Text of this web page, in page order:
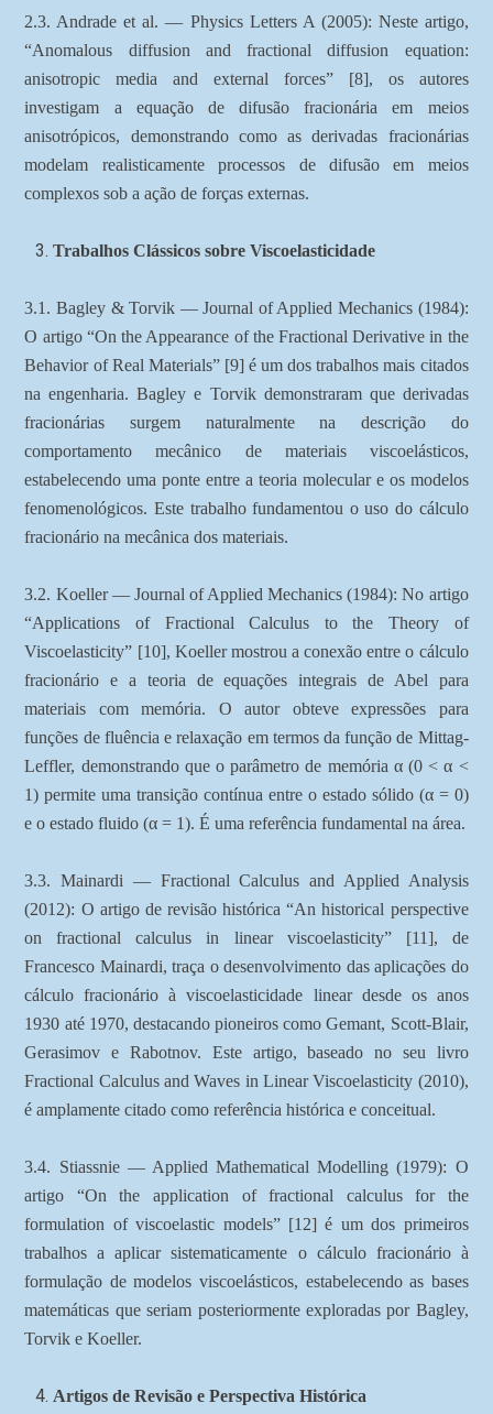
2.3. Andrade et al. — Physics Letters A (2005): Neste artigo,
“Anomalous diffusion and fractional diffusion equation:
anisotropic media and external forces” [8], os autores
investigam a equação de difusão fracionária em meios
anisotrópicos, demonstrando como as derivadas fracionárias
modelam realisticamente processos de difusão em meios
complexos sob a ação de forças externas.
Trabalhos Clássicos sobre Viscoelasticidade
3.1. Bagley & Torvik — Journal of Applied Mechanics (1984):
O artigo “On the Appearance of the Fractional Derivative in the
Behavior of Real Materials” [9] é um dos trabalhos mais citados
na engenharia. Bagley e Torvik demonstraram que derivadas
fracionárias surgem naturalmente na descrição do
comportamento mecânico de materiais viscoelásticos,
estabelecendo uma ponte entre a teoria molecular e os modelos
fenomenológicos. Este trabalho fundamentou o uso do cálculo
fracionário na mecânica dos materiais.
3.2. Koeller — Journal of Applied Mechanics (1984): No artigo
“Applications of Fractional Calculus to the Theory of
Viscoelasticity” [10], Koeller mostrou a conexão entre o cálculo
fracionário e a teoria de equações integrais de Abel para
materiais com memória. O autor obteve expressões para
funções de fluência e relaxação em termos da função de Mittag-
Leffler, demonstrando que o parâmetro de memória α (0 < α <
1) permite uma transição contínua entre o estado sólido (α = 0)
e o estado fluido (α = 1). É uma referência fundamental na área.
3.3. Mainardi — Fractional Calculus and Applied Analysis
(2012): O artigo de revisão histórica “An historical perspective
on fractional calculus in linear viscoelasticity” [11], de
Francesco Mainardi, traça o desenvolvimento das aplicações do
cálculo fracionário à viscoelasticidade linear desde os anos
1930 até 1970, destacando pioneiros como Gemant, Scott-Blair,
Gerasimov e Rabotnov. Este artigo, baseado no seu livro
Fractional Calculus and Waves in Linear Viscoelasticity (2010),
é amplamente citado como referência histórica e conceitual.
3.4. Stiassnie — Applied Mathematical Modelling (1979): O
artigo “On the application of fractional calculus for the
formulation of viscoelastic models” [12] é um dos primeiros
trabalhos a aplicar sistematicamente o cálculo fracionário à
formulação de modelos viscoelásticos, estabelecendo as bases
matemáticas que seriam posteriormente exploradas por Bagley,
Torvik e Koeller.
Artigos de Revisão e Perspectiva Histórica